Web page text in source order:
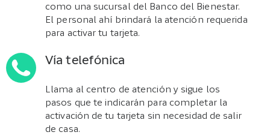
como una sucursal del Banco del Bienestar.
El personal ahí brindará la atención requerida
para activar tu tarjeta.
Vía telefónica
Llama al centro de atención y sigue los
pasos que te indicarán para completar la
activación de tu tarjeta sin necesidad de salir
de casa.